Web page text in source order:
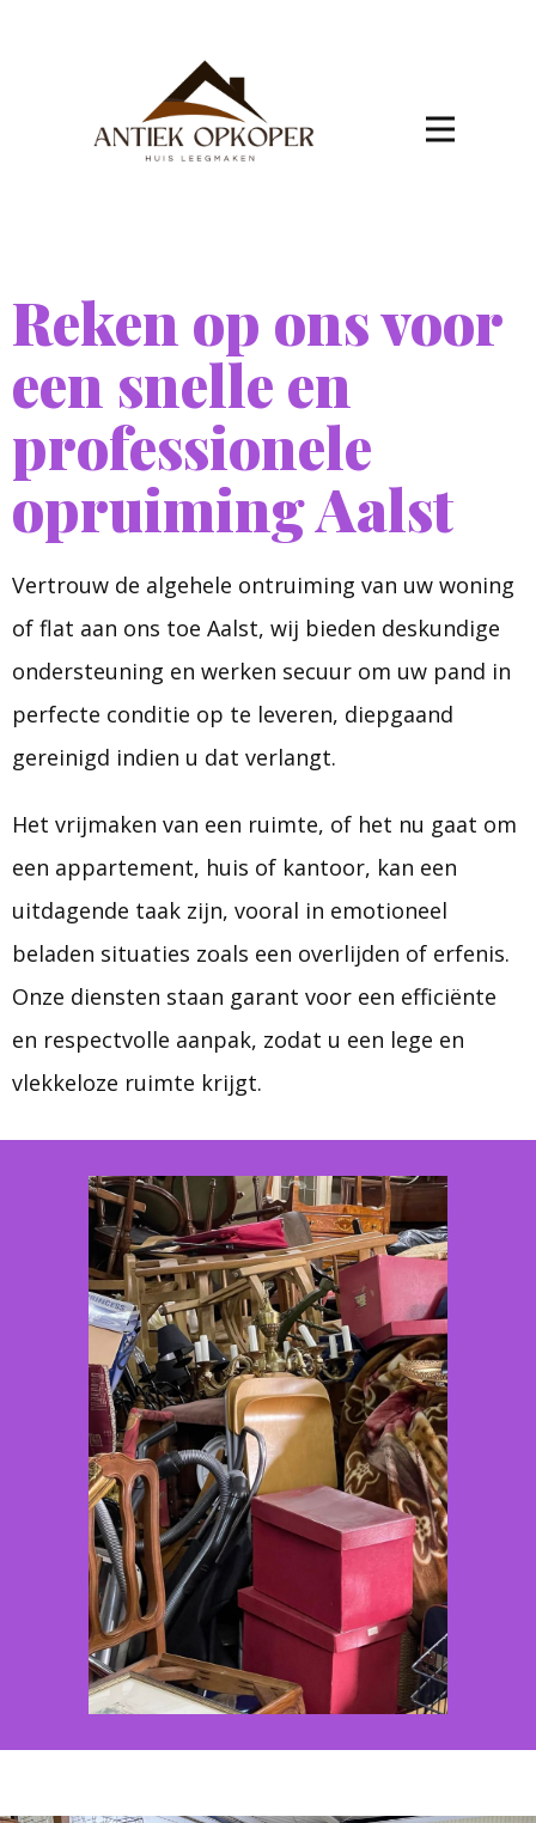
Reken op ons voor
een snelle en
professionele
opruiming Aalst
Vertrouw de algehele ontruiming van uw woning
of flat aan ons toe Aalst, wij bieden deskundige
ondersteuning en werken secuur om uw pand in
perfecte conditie op te leveren, diepgaand
gereinigd indien u dat verlangt.
Het vrijmaken van een ruimte, of het nu gaat om
een appartement, huis of kantoor, kan een
uitdagende taak zijn, vooral in emotioneel
beladen situaties zoals een overlijden of erfenis.
Onze diensten staan garant voor een efficiënte
en respectvolle aanpak, zodat u een lege en
vlekkeloze ruimte krijgt.